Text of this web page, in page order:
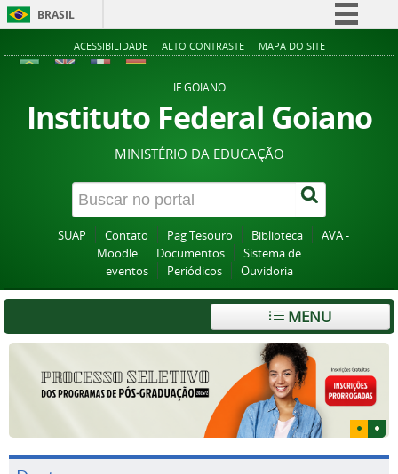
BRASIL
Simplifique!
Acesso à informação
Legislação
Canais
ACESSIBILIDADE ALTO CONTRASTE MAPA DO SITE
IF GOIANO
Instituto Federal Goiano
MINISTÉRIO DA EDUCAÇÃO
SUAP Contato Pag Tesouro Biblioteca
AVA -
Moodle
Documentos
Sistema de
eventos
Periódicos Ouvidoria
MENU